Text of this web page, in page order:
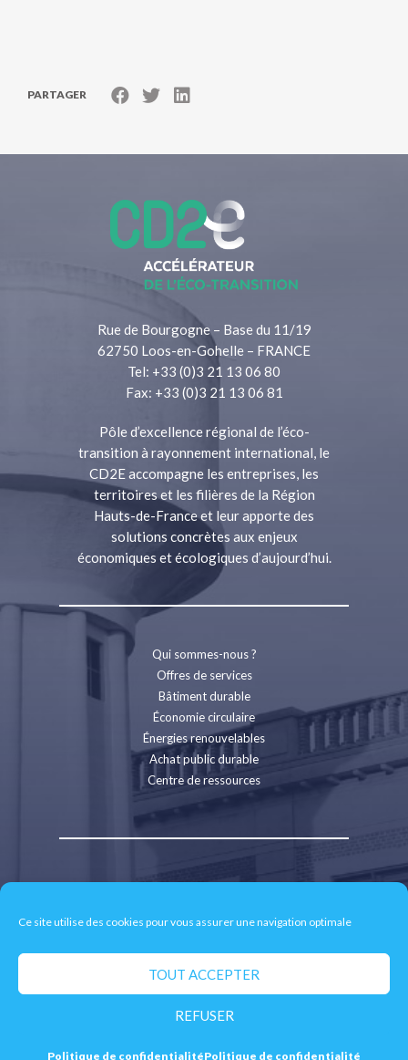
Ce site utilise des cookies pour vous assurer une navigation optimale
TOUT ACCEPTER
REFUSER
Politique de confidentialitéPolitique de confidentialité
PARTAGER
Rue de Bourgogne – Base du 11/19
62750 Loos-en-Gohelle – FRANCE
Tel: +33 (0)3 21 13 06 80
Fax: +33 (0)3 21 13 06 81
Pôle d’excellence régional de l’éco-
transition à rayonnement international, le
CD2E accompagne les entreprises, les
territoires et les filières de la Région
Hauts-de-France et leur apporte des
solutions concrètes aux enjeux
économiques et écologiques d’aujourd’hui.
Qui sommes-nous ?
Offres de services
Bâtiment durable
Économie circulaire
Énergies renouvelables
Achat public durable
Centre de ressources
Contact
Espace presse
Politique de confidentialité
Retrait des données personnelles
© 2026 CD2E - Site réalisé par